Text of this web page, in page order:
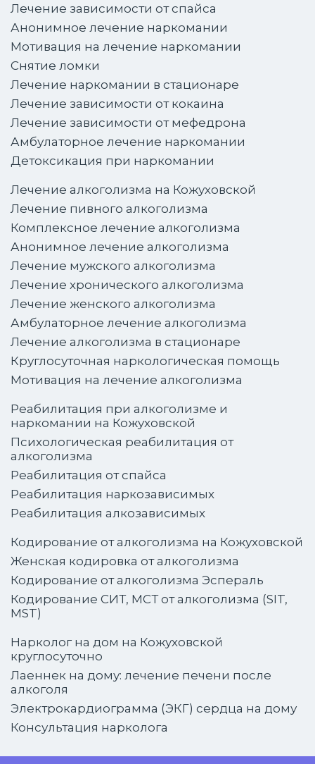
Лечение зависимости от спайса
Анонимное лечение наркомании
Мотивация на лечение наркомании
Снятие ломки
Лечение наркомании в стационаре
Лечение зависимости от кокаина
Лечение зависимости от мефедрона
Амбулаторное лечение наркомании
Детоксикация при наркомании
Лечение алкоголизма на Кожуховской
Лечение пивного алкоголизма
Комплексное лечение алкоголизма
Анонимное лечение алкоголизма
Лечение мужского алкоголизма
Лечение хронического алкоголизма
Лечение женского алкоголизма
Амбулаторное лечение алкоголизма
Лечение алкоголизма в стационаре
Круглосуточная наркологическая помощь
Мотивация на лечение алкоголизма
Реабилитация при алкоголизме и
наркомании на Кожуховской
Психологическая реабилитация от
алкоголизма
Реабилитация от спайса
Реабилитация наркозависимых
Реабилитация алкозависимых
Кодирование от алкоголизма на Кожуховской
Женская кодировка от алкоголизма
Кодирование от алкоголизма Эспераль
Кодирование СИТ, МСТ от алкоголизма (SIT,
MST)
Нарколог на дом на Кожуховской
круглосуточно
Лаеннек на дому: лечение печени после
алкоголя
Электрокардиограмма (ЭКГ) сердца на дому
Консультация нарколога